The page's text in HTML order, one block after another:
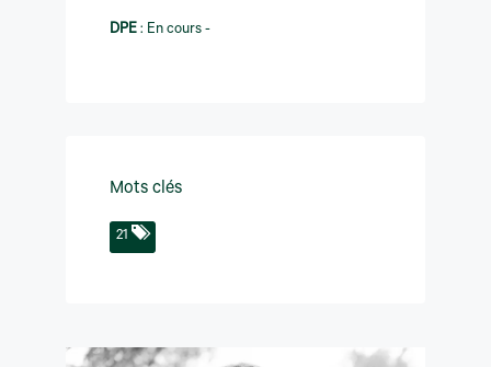
DPE : En cours -
Mots clés
21